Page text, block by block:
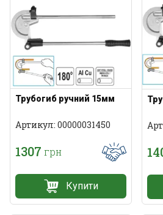
Трубогиб ручний 15мм
Артикул: 00000031450
1307 грн
Купити